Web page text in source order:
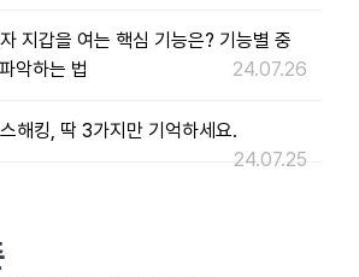
지갑을 여는 핵심 기능은? 기능별 중
악하는 법
24.07.26
해킹, 딱 3가지만 기억하세요.
24.07.25